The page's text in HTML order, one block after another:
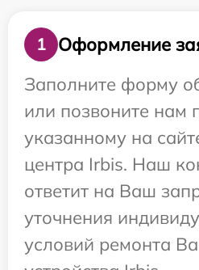
1
Оформление
Заполните форму
или позвоните нам
указанному на
центра Irbis. Наш
ответит на Ваш
уточнения
условий ремонта